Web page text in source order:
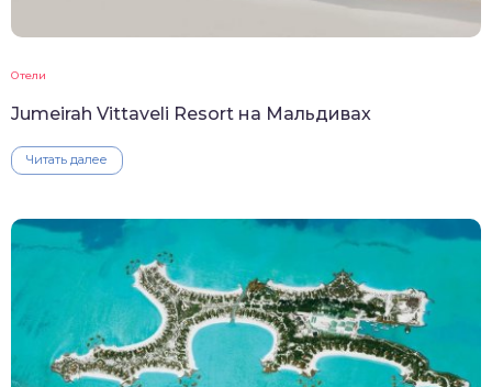
Отели
Jumeirah Vittaveli Resort на Мальдивах
Читать далее